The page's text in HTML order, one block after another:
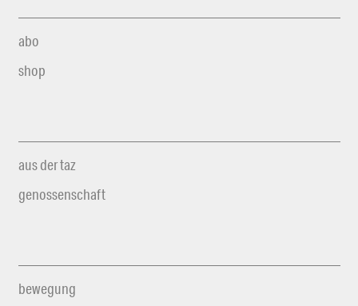
abo
shop
aus der taz
genossenschaft
bewegung